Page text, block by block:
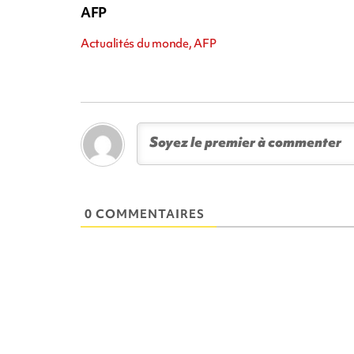
AFP
Actualités du monde, AFP
0 COMMENTAIRES